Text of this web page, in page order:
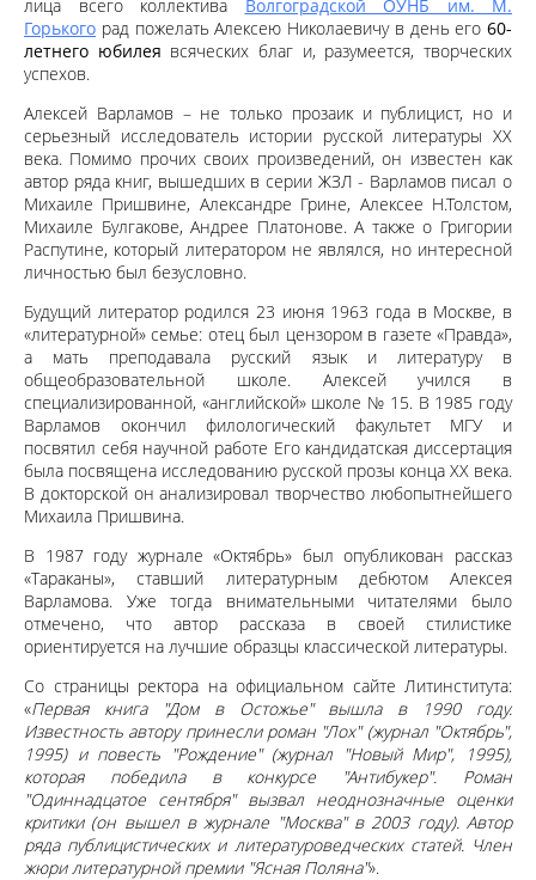
лица всего коллектива
Волгоградской ОУНБ им. М.
Горького рад пожелать Алексею Николаевичу в день его 60-
летнего юбилея всяческих благ и, разумеется, творческих
успехов.
Алексей Варламов – не только прозаик и публицист, но и
серьезный исследователь истории русской литературы XX
века. Помимо прочих своих произведений, он известен как
автор ряда книг, вышедших в серии ЖЗЛ - Варламов писал о
Михаиле Пришвине, Александре Грине, Алексее Н.Толстом,
Михаиле Булгакове, Андрее Платонове. А также о Григории
Распутине, который литератором не являлся, но интересной
личностью был безусловно.
Будущий литератор родился 23 июня 1963 года в Москве, в
«литературной» семье: отец был цензором в газете «Правда»,
а мать преподавала русский язык и литературу в
общеобразовательной школе. Алексей учился в
специализированной, «английской» школе № 15. В 1985 году
Варламов окончил филологический факультет МГУ и
посвятил себя научной работе Его кандидатская диссертация
была посвящена исследованию русской прозы конца XX века.
В докторской он анализировал творчество любопытнейшего
Михаила Пришвина.
В 1987 году журнале «Октябрь» был опубликован рассказ
«Тараканы», ставший литературным дебютом Алексея
Варламова. Уже тогда внимательными читателями было
отмечено, что автор рассказа в своей стилистике
ориентируется на лучшие образцы классической литературы.
Со страницы ректора на официальном сайте Литинститута:
«Первая книга "Дом в Остожье" вышла в 1990 году.
Известность автору принесли роман "Лох" (журнал "Октябрь",
1995) и повесть "Рождение" (журнал "Новый Мир", 1995),
которая победила в конкурсе "Антибукер". Роман
"Одиннадцатое сентября" вызвал неоднозначные оценки
критики (он вышел в журнале "Москва" в 2003 году). Автор
ряда публицистических и литературоведческих статей. Член
жюри литературной премии "Ясная Поляна"».